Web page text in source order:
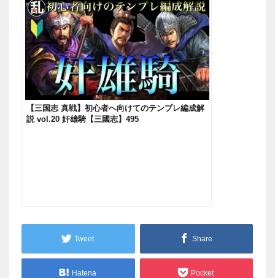
【三国志 真戦】初心者へ向けてのテンプレ編成解
説 vol.20 奸雄騎【三國志】495
Tweet Share
Hatena Pocket